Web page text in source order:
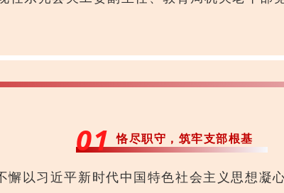
01 恪尽职守，筑牢支部根基
懈以习近平新时代中国特色社会主义思想凝